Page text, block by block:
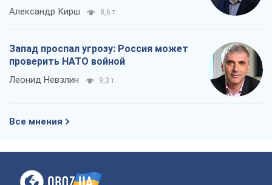
Александр Кирш 8,6 т.
Запад проспал угрозу: Россия может
проверить НАТО войной
Леонид Невзлин 9,3 т.
Все мнения